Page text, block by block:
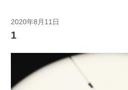
2020年8月11日
1